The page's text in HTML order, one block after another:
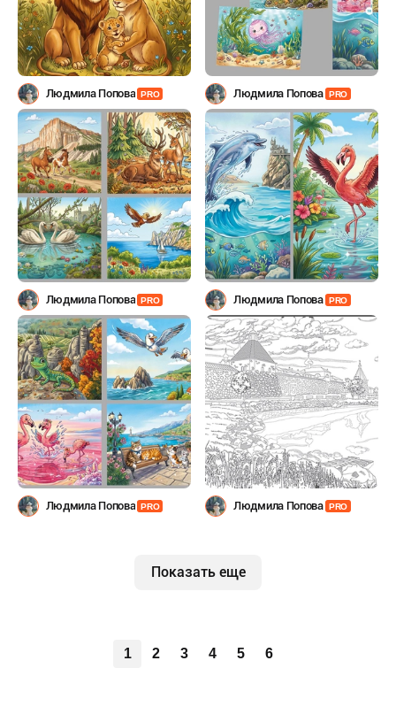
Людмила Попова PRO Людмила Попова PRO
Людмила Попова PRO Людмила Попова PRO
Людмила Попова PRO Людмила Попова PRO
Показать еще
1 2 3 4 5 6